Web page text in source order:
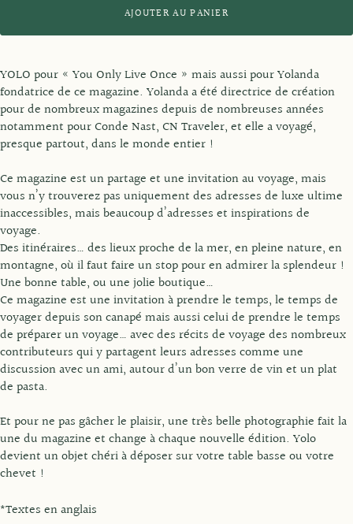
AJOUTER AU PANIER
YOLO pour « You Only Live Once » mais aussi pour Yolanda
fondatrice de ce magazine. Yolanda a été directrice de création
pour de nombreux magazines depuis de nombreuses années
notamment pour Conde Nast, CN Traveler, et elle a voyagé,
presque partout, dans le monde entier !
Ce magazine est un partage et une invitation au voyage, mais
vous n’y trouverez pas uniquement des adresses de luxe ultime
inaccessibles, mais beaucoup d’adresses et inspirations de
voyage.
Des itinéraires… des lieux proche de la mer, en pleine nature, en
montagne, où il faut faire un stop pour en admirer la splendeur !
Une bonne table, ou une jolie boutique…
Ce magazine est une invitation à prendre le temps, le temps de
voyager depuis son canapé mais aussi celui de prendre le temps
de préparer un voyage… avec des récits de voyage des nombreux
contributeurs qui y partagent leurs adresses comme une
discussion avec un ami, autour d’un bon verre de vin et un plat
de pasta.
Et pour ne pas gâcher le plaisir, une très belle photographie fait la
une du magazine et change à chaque nouvelle édition. Yolo
devient un objet chéri à déposer sur votre table basse ou votre
chevet !
*Textes en anglais